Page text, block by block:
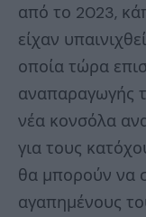
από το 2023,
είχαν
οποία τώρα
αναπαραγωγής
νέα κονσόλα
για τους
θα μπορούν να
αγαπημένους